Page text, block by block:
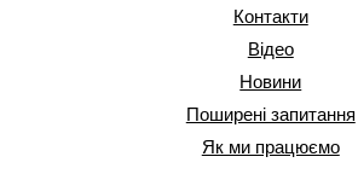
Контакти
Відео
Новини
Поширені запитання
Як ми працюємо